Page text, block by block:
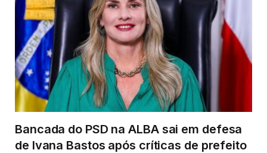
Bancada do PSD na ALBA sai em defesa
de Ivana Bastos após críticas de prefeito